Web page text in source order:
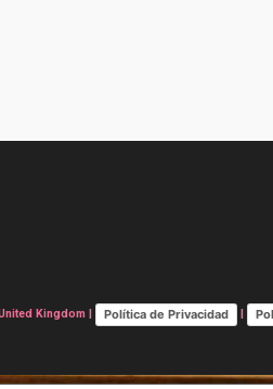
Kingdom | Política de Privacidad |